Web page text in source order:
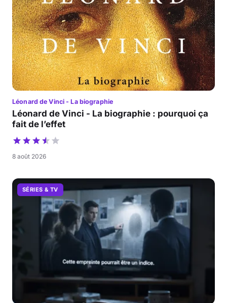
Léonard de Vinci - La biographie
Léonard de Vinci - La biographie : pourquoi ça
fait de l’effet
8 août 2026
SÉRIES & TV